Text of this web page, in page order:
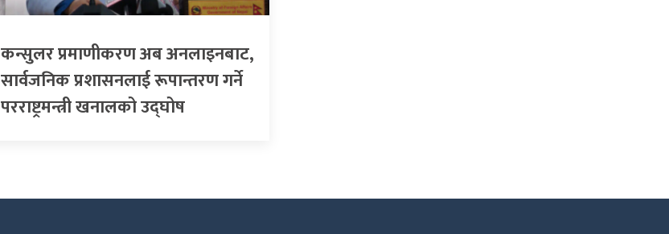
कन्सुलर प्रमाणीकरण अब अनलाइनबाट,
सार्वजनिक प्रशासनलाई रूपान्तरण गर्ने
परराष्ट्रमन्त्री खनालको उद्घोष